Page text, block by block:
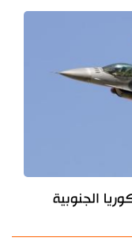
الجنوبية